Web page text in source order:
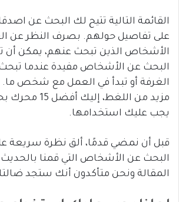
القائمة التالية تتيح لك البحث عن
على تفاصيل حولهم. بصرف النظر عن
الأشخاص الذين تبحث عنهم، يمكن أن
البحث عن الأشخاص مفيدة عندما
الغرفة أو تبدأ في العمل مع شخص ما.
مزيد من اللغط،
يجب عليك استخدامها.
قبل أن نمضي قدمًا، ألق نظرة سريعة
البحث عن الأشخاص التي قمنا
المقالة ونحن متأكدون أنك ستجد